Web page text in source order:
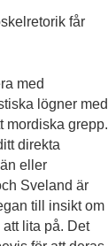
får
med
lögner med
mordiska grepp.
direkta
eller
Sveland är
till insikt om
lita på. Det